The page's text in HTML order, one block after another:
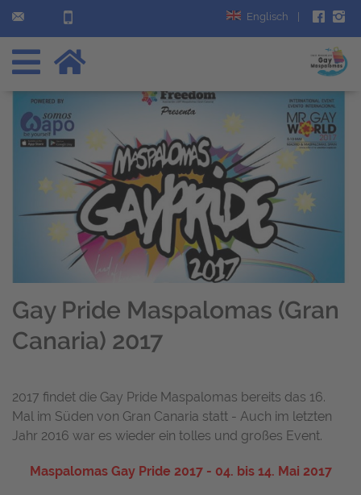
Englisch
Gay Pride Maspalomas (Gran
Canaria) 2017
2017 findet die Gay Pride Maspalomas bereits das 16.
Mal im Süden von Gran Canaria statt - Auch im letzten
Jahr 2016 war es wieder ein tolles und großes Event.
Maspalomas Gay Pride 2017 - 04. bis 14. Mai 2017